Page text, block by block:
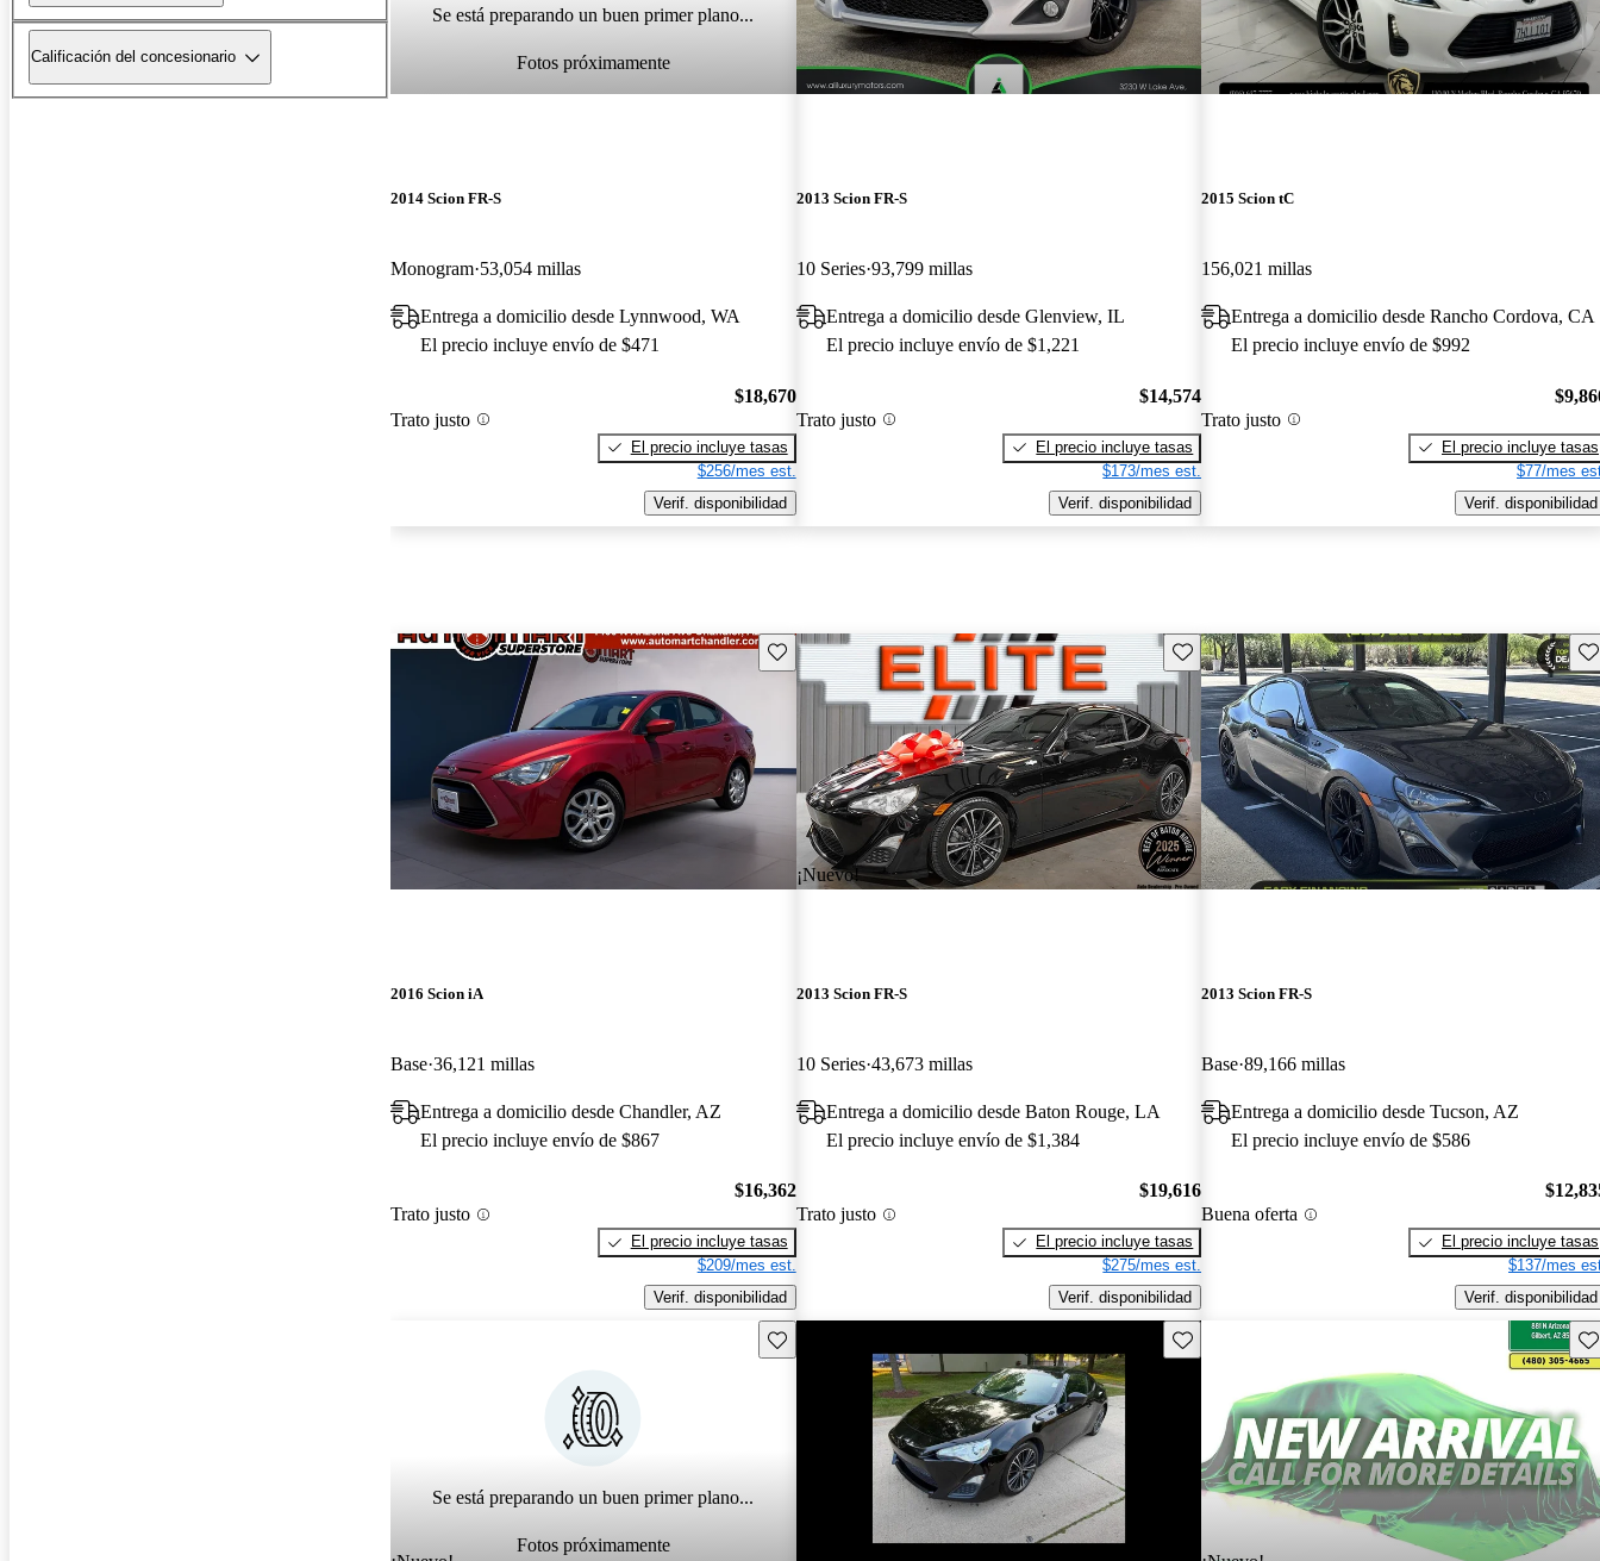
Calificación del concesionario
Se está preparando un buen primer plano...
Fotos próximamente
2014 Scion FR-S
Monogram 53,054 millas
Entrega a domicilio desde Lynnwood, WA
El precio incluye envío de $471
Trato justo
$18,670
El precio incluye tasas
$256/mes est.
Verif. disponibilidad
2013 Scion FR-S
10 Series 93,799 millas
Entrega a domicilio desde Glenview, IL
El precio incluye envío de $1,221
Trato justo
$14,574
El precio incluye tasas
$173/mes est.
Verif. disponibilidad
2015 Scion tC
156,021 millas
Entrega a domicilio desde Rancho Cordova, CA
El precio incluye envío de $992
Trato justo
El precio incluye tasas
$77/mes
Verif. disponibilidad
Guarda este Aviso
2016 Scion iA
Base 36,121 millas
Entrega a domicilio desde Chandler, AZ
El precio incluye envío de $867
Trato justo
$16,362
El precio incluye tasas
$209/mes est.
Verif. disponibilidad
¡Nuevo!
Guarda este Aviso
2013 Scion FR-S
10 Series 43,673 millas
Entrega a domicilio desde Baton Rouge, LA
El precio incluye envío de $1,384
Trato justo
$19,616
El precio incluye tasas
$275/mes est.
Verif. disponibilidad
2013 Scion FR-S
Base 89,166 millas
Entrega a domicilio desde Tucson, AZ
El precio incluye envío de $586
Buena oferta
El precio incluye tasas
$137/mes
Verif. disponibilidad
Se está preparando un buen primer plano...
Fotos próximamente
Guarda este Aviso Guarda este Aviso